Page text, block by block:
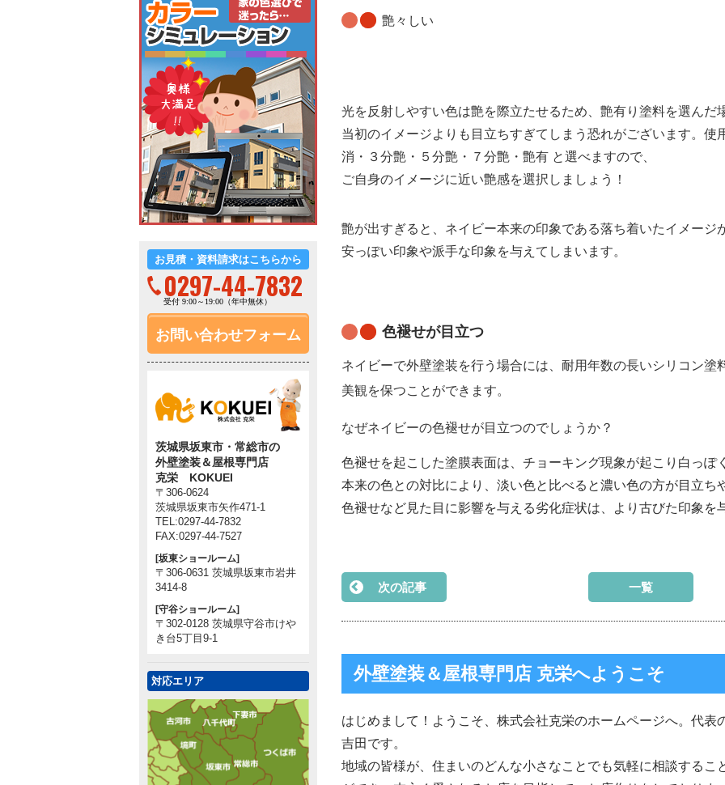
艶々しい
光を反射しやすい色は艶を際立たせるため、艶有り塗料を選んだ
当初のイメージよりも目立ちすぎてしまう恐れがございます。 使
消・３分艶・５分艶・７分艶・艶有 と選べますので、
ご自身のイメージに近い艶感を選択しましょう！
艶が出すぎると、ネイビー本来の印象である落ち着いたイメージ
安っぽい印象や派手な印象を与えてしまいます。
色褪せが目立つ
ネイビーで外壁塗装を行う場合には、耐用年数の長いシリコン塗
美観を保つことができます。
なぜネイビーの色褪せが目立つのでしょうか？
色褪せを起こした塗膜表面は、チョーキング現象が起こり白っぽ
本来の色との対比により、淡い色と比べると濃い色の方が目立ち
色褪せなど見た目に影響を与える劣化症状は、より古びた印象を
次の記事 一覧
外壁塗装＆屋根専門店 克栄へようこそ
はじめまして！ようこそ、株式会社克栄のホームページへ。代表
吉田です。
地域の皆様が、住まいのどんな小さなことでも気軽に相談するこ
お見積・資料請求はこちらから
0297-44-7832
受付 9:00～19:00（年中無休）
お問い合わせフォーム
茨城県坂東市・常総市の
外壁塗装＆屋根専門店
克栄 KOKUEI
〒306-0624
茨城県坂東市矢作471-1
TEL:0297-44-7832
FAX:0297-44-7527
[坂東ショールーム]
〒306-0631 茨城県坂東市岩井
3414-8
[守谷ショールーム]
〒302-0128 茨城県守谷市けや
き台5丁目9-1
対応エリア